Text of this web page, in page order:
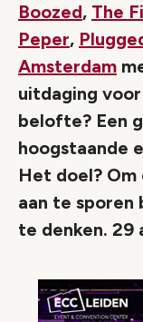
Boozed, The
Peper,
Amsterdam
uitdaging
belofte? Een
hoogstaande
Het doel?
aan te sporen
te denken. 29